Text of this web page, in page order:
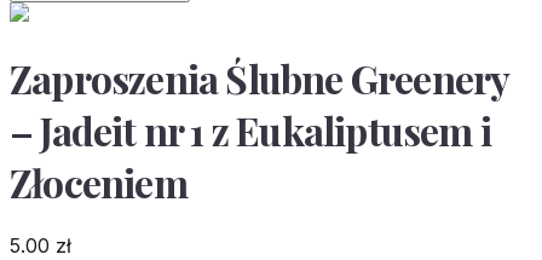
Zaproszenia Ślubne Greenery
– Jadeit nr 1 z Eukaliptusem i
Złoceniem
5.00 zł